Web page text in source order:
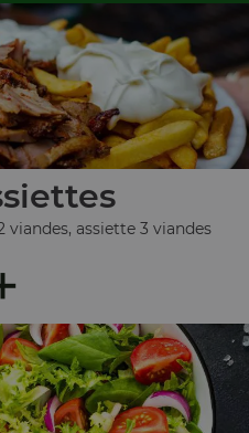
viandes, assiette 3 viandes